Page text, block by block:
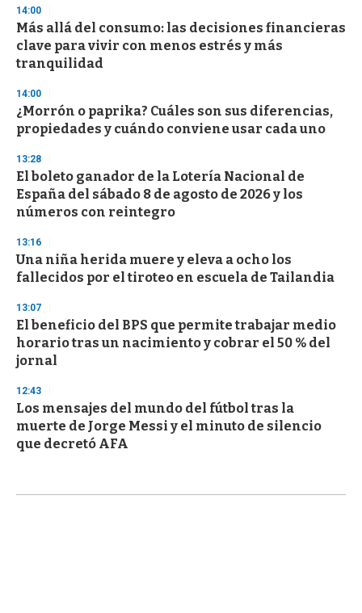
d
s
14:00
Más allá del consumo: las decisiones financieras
clave para vivir con menos estrés y más
tranquilidad
14:00
¿Morrón o paprika? Cuáles son sus diferencias,
propiedades y cuándo conviene usar cada uno
13:28
El boleto ganador de la Lotería Nacional de
España del sábado 8 de agosto de 2026 y los
números con reintegro
13:16
Una niña herida muere y eleva a ocho los
fallecidos por el tiroteo en escuela de Tailandia
13:07
El beneficio del BPS que permite trabajar medio
horario tras un nacimiento y cobrar el 50 % del
jornal
12:43
Los mensajes del mundo del fútbol tras la
muerte de Jorge Messi y el minuto de silencio
que decretó AFA